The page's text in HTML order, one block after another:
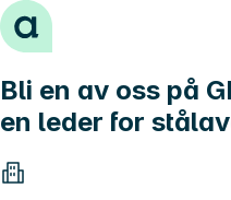
Hopp til innhold
Bli en av oss på
en leder for